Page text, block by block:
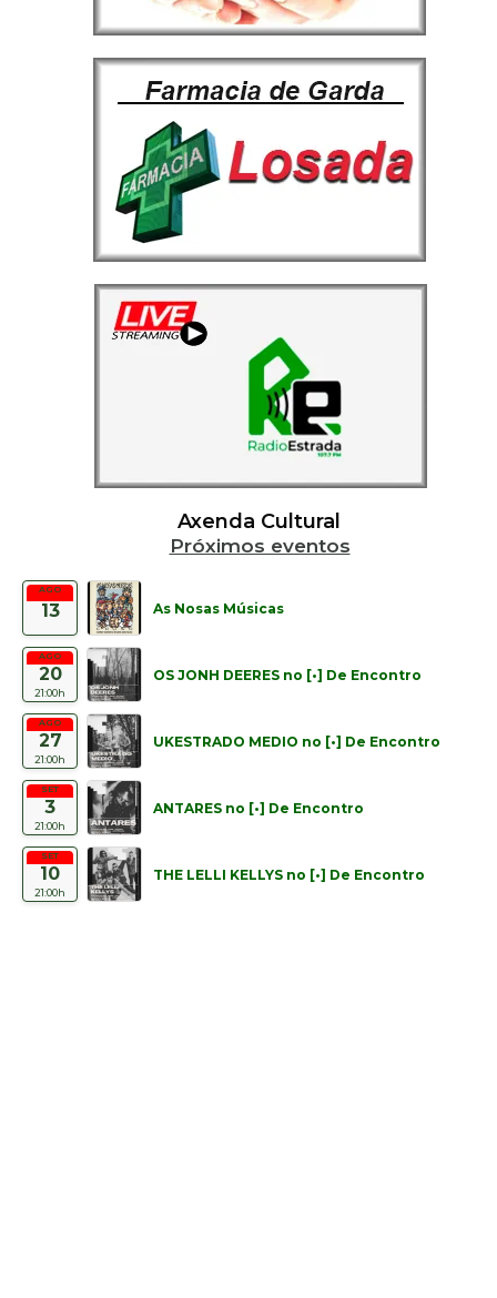
Axenda Cultural
Próximos eventos
AGO
13 As Nosas Músicas
AGO
20
21:00h
OS JONH DEERES no [•] De Encontro
AGO
27
21:00h
UKESTRADO MEDIO no [•] De Encontro
SET
3
21:00h
ANTARES no [•] De Encontro
SET
10
21:00h
THE LELLI KELLYS no [•] De Encontro